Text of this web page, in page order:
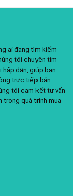
ai đang tìm kiếm
tôi chuyên tìm
dẫn, giúp bạn
trực tiếp bán
tôi cam kết tư vấn
trong quá trình mua